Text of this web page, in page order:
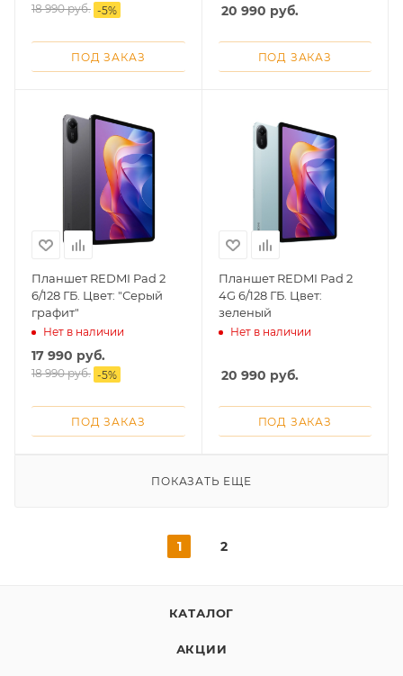
18 990руб. -5%
ПОД ЗАКАЗ
20 990 руб.
ПОД ЗАКАЗ
Планшет REDMI Pad 2
6/128 ГБ. Цвет: "Серый
графит"
Нет в наличии
17 990 руб.
18 990руб. -5%
ПОД ЗАКАЗ
Планшет REDMI Pad 2
4G 6/128 ГБ. Цвет:
зеленый
Нет в наличии
20 990 руб.
ПОД ЗАКАЗ
ПОКАЗАТЬ ЕЩЕ
1 2
КАТАЛОГ
АКЦИИ